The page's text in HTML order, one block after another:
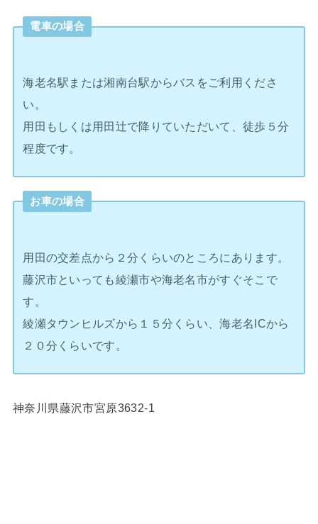
電車の場合
海老名駅または湘南台駅からバスをご利用くださ
い。
用田もしくは用田辻で降りていただいて、徒歩５分
程度です。
お車の場合
用田の交差点から２分くらいのところにあります。
藤沢市といっても綾瀬市や海老名市がすぐそこで
す。
綾瀬タウンヒルズから１５分くらい、海老名ICから
２０分くらいです。
神奈川県藤沢市宮原3632-1